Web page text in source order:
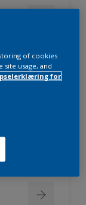
dekkevne
of cookies
usage, and
for